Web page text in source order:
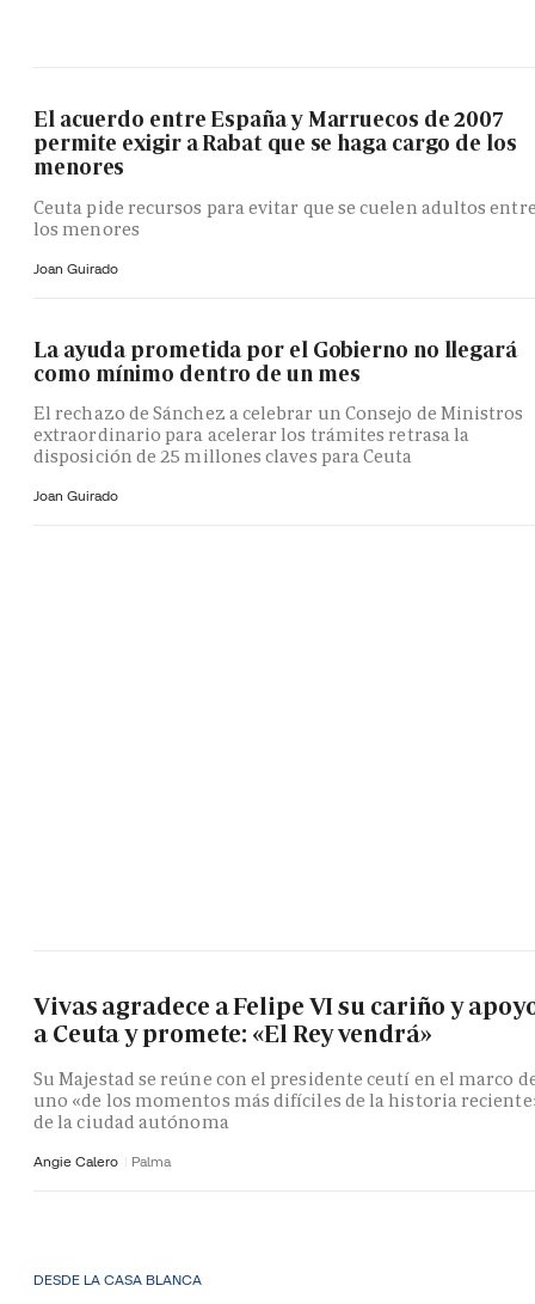
El acuerdo entre España y Marruecos de 2007
permite exigir a Rabat que se haga cargo de los
menores
Ceuta pide recursos para evitar que se cuelen adultos
los menores
Joan Guirado
La ayuda prometida por el Gobierno no llegará
como mínimo dentro de un mes
El rechazo de Sánchez a celebrar un Consejo de Ministros
extraordinario para acelerar los trámites retrasa la
disposición de 25 millones claves para Ceuta
Joan Guirado
Vivas agradece a Felipe VI su cariño y
a Ceuta y promete: «El Rey vendrá»
Su Majestad se reúne con el presidente ceutí en el marco
uno «de los momentos más difíciles de la historia
de la ciudad autónoma
Angie Calero Palma
DESDE LA CASA BLANCA